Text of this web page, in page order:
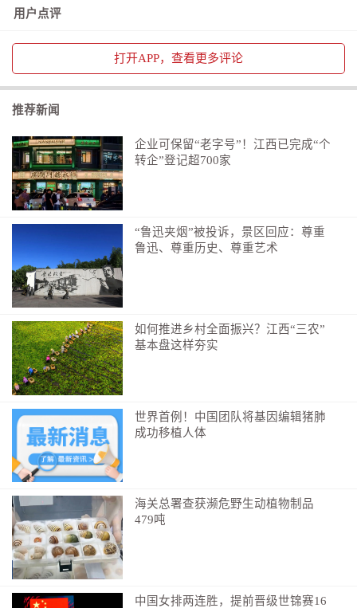
停，导致有球迷调侃：足球赛来到美洲，硬生生被切成
具体规则是上下半场打到约22分钟时，裁判固定吹
停比赛，进入3分钟补水间歇。本意是为了让球员降温补
水防中暑，但也成了教练临场布置战术、转播商插广告
的黄金窗口。对此争议不小，最常见的吐槽是“打乱比赛
节奏”。
5、没有中国队，也没有意大利
韩日世界杯时打进过一次世界杯决赛圈。本届世界杯，
即便已扩军至48队，不少球迷照旧感慨，又又又看不到
国足登场。
续三届无缘世界杯，令无数球迷大跌眼镜。意大利上次
参赛，还是2014年，那时候，小编还很年轻……
6、不是32强，是48强！还可能变成64强
世界杯32强？那是老黄历了。从这届开始，世界杯
正式扩军至48支队伍，赛制同步调整，小组赛出线门槛
降低（前三名都有可能），比赛场次也大幅增加。
而意大利裔的国际足联主席因凡蒂诺说了，为了意
大利（仅为玩笑，请勿当真），后续世界杯有望继续扩
军到64队（并非玩笑，可以当真），办成全球足球“大联
欢”。那，中国队是不是也有希望了？
7、捧杯的“拉布布”，不是吉祥物
用户点评
打开APP，查看更多评论
推荐新闻
企业可保留“老字号”！江西已完成“个
转企”登记超700家
“鲁迅夹烟”被投诉，景区回应：尊重
鲁迅、尊重历史、尊重艺术
如何推进乡村全面振兴？江西“三农”
基本盘这样夯实
世界首例！中国团队将基因编辑猪肺
成功移植人体
海关总署查获濒危野生动植物制品
479吨
中国女排两连胜，提前晋级世锦赛16